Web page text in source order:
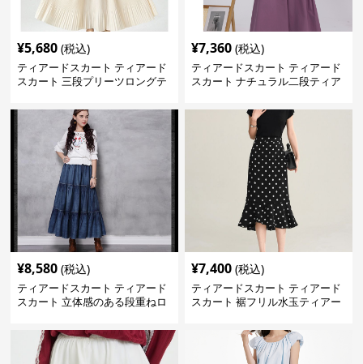
¥5,680 (税込)
ティアードスカート ティアード
スカート 三段プリーツロングテ
¥7,360 (税込)
ティアードスカート ティアード
スカート ナチュラル二段ティア
¥8,580 (税込)
ティアードスカート ティアード
スカート 立体感のある段重ねロ
¥7,400 (税込)
ティアードスカート ティアード
スカート 裾フリル水玉ティアー